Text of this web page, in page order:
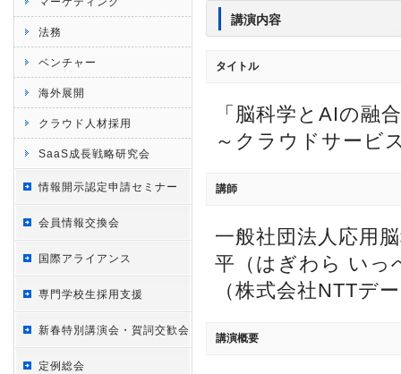
法務
ベンチャー
海外展開
クラウド人材採用
SaaS成長戦略研究会
情報開示認定申請セミナー
会員情報交換会
国際アライアンス
専門学校生採用支援
新春特別講演会・賀詞交歓会
定例総会
講演内容
タイトル
「脳科学とAIの融
～クラウドサービ
講師
一般社団法人応用
平（はぎわら い
（株式会社NTTデ
講演概要